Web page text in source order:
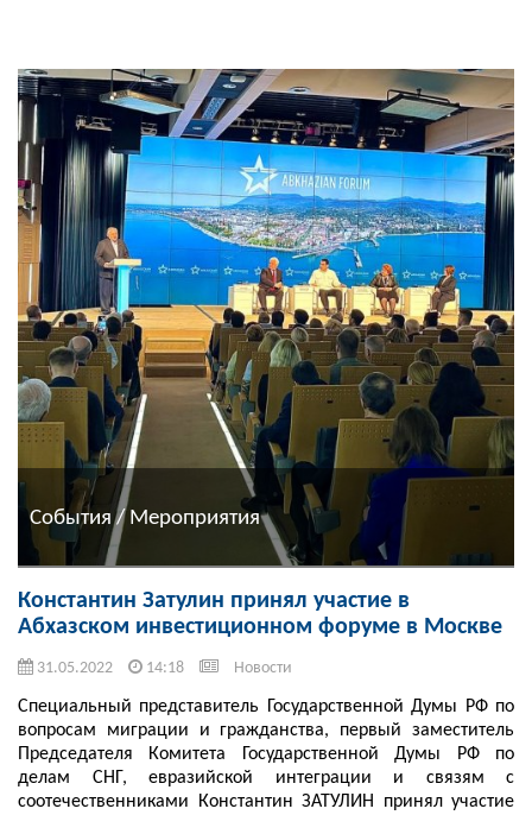
События / Мероприятия
Константин Затулин принял участие в
Абхазском инвестиционном форуме в Москве
31.05.2022 14:18 Новости
Специальный представитель Государственной Думы РФ по
вопросам миграции и гражданства, первый заместитель
Председателя Комитета Государственной Думы РФ по
делам СНГ, евразийской интеграции и связям с
соотечественниками Константин ЗАТУЛИН принял участие